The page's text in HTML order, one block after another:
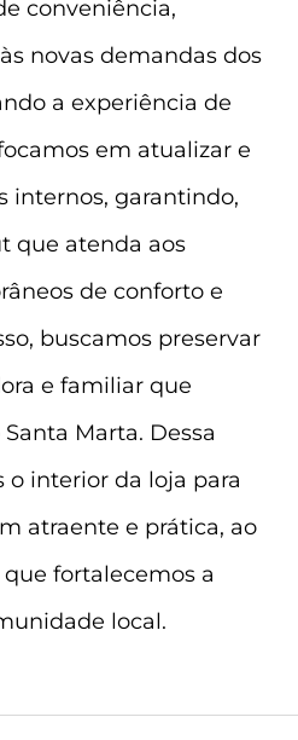
conveniência,
novas demandas dos
a experiência de
em atualizar e
internos, garantindo,
que atenda aos
de conforto e
buscamos preservar
e familiar que
Marta. Dessa
interior da loja para
atraente e prática, ao
fortalecemos a
local.